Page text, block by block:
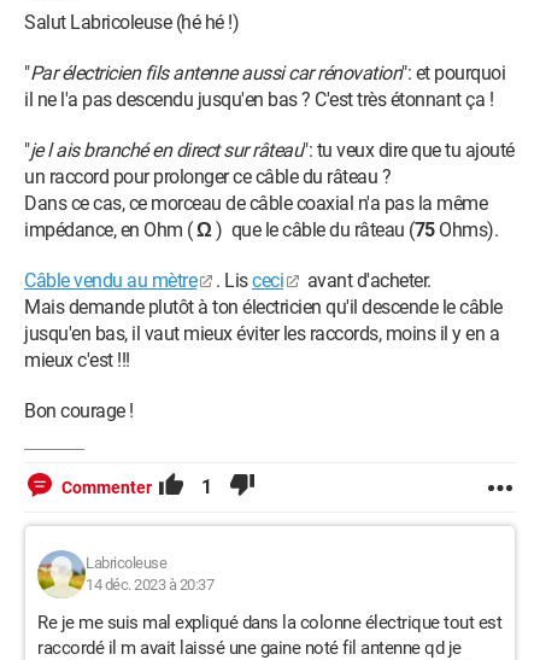
Salut Labricoleuse (hé hé !)
"Par électricien fils antenne aussi car rénovation": et pourquoi
il ne l'a pas descendu jusqu'en bas ? C'est très étonnant ça !
"je l ais branché en direct sur râteau": tu veux dire que tu ajouté
un raccord pour prolonger ce câble du râteau ?
Dans ce cas, ce morceau de câble coaxial n'a pas la même
impédance, en Ohm (Ω) que le câble du râteau (75Ohms).
Câble vendu au mètre . Lisceci
avant d'acheter.
Mais demande plutôt à ton électricien qu'il descende le câble
jusqu'en bas, il vaut mieux éviter les raccords, moins il y en a
mieux c'est !!!
Bon courage !
Commenter 1
Labricoleuse
14 déc. 2023 à 20:37
Re je me suis mal expliqué dans la colonne électrique tout est
raccordé il m avait laissé une gaine noté fil antenne qd je